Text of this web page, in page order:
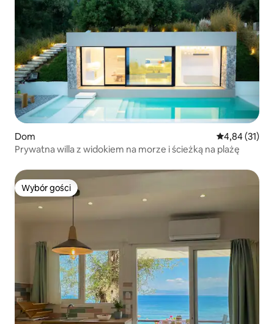
Dom Średnia
4,84 (31)
Prywatna willa z widokiem na morze i ścieżką na plażę
Wybór gości
Wybór gości